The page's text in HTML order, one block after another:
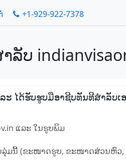
+1-929-922-7378
ລັບ
ໄດ້ຮັບຮູບມືອາຊີບທັນທີສໍາລັບເ
ແລະ ໃນຮູບພິມ
ມນີ້ (ຂະໜາດຮູບ, ຂະໜາດສ່ວນຫົວ